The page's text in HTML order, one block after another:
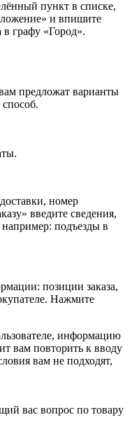
пункт в списке,
и впишите
в графу «Город».
предложат варианты
номер
введите сведения,
например: подъезды в
позиции заказа,
Нажмите
информацию
вам повторить к вводу
вам не подходят,
вас вопрос по товару